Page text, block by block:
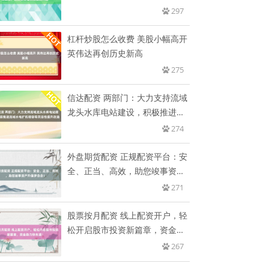
297
杠杆炒股怎么收费 美股小幅高开
英伟达再创历史新高
275
信达配资 两部门：大力支持流域
龙头水库电站建设，积极推进流
274
外盘期货配资 正规配资平台：安
全、正当、高效，助您竣事资产
271
股票按月配资 线上配资开户，轻
松开启股市投资新篇章，资金助
267